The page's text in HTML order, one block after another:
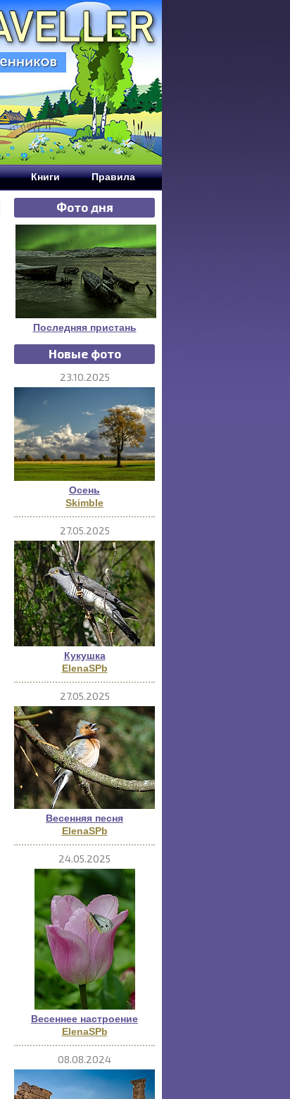
Книги Правила
Фото дня
Последняя пристань
Новые фото
23.10.2025
Осень
Skimble
27.05.2025
Кукушка
ElenaSPb
27.05.2025
Весенняя песня
ElenaSPb
24.05.2025
Весеннее настроение
ElenaSPb
08.08.2024